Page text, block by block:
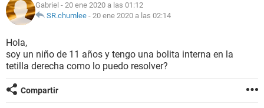
NUTRICIÓN
BIENESTAR
Gabriel - 20 ene 2020 a las 01:12
SR.chumlee - 20 ene 2020 a las 02:14
Hola,
soy un niño de 11 años y tengo una bolita interna en la
tetilla derecha como lo puedo resolver?
Compartir